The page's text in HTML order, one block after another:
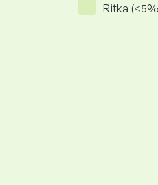
Ritka